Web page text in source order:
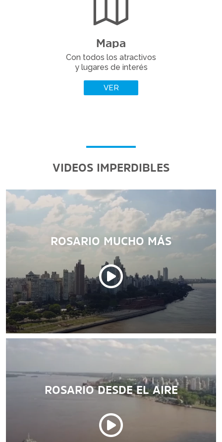
Mapa
Con todos los atractivos
y lugares de interés
VER
VIDEOS IMPERDIBLES
ROSARIO MUCHO MÁS
ROSARIO DESDE EL AIRE